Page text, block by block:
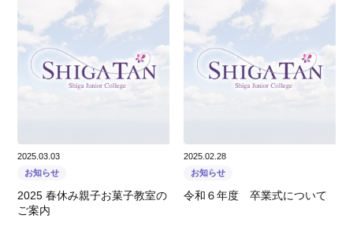
2025.03.03
お知らせ
2025 春休み親子お菓子教室の
ご案内
2025.02.28
お知らせ
令和６年度 卒業式について